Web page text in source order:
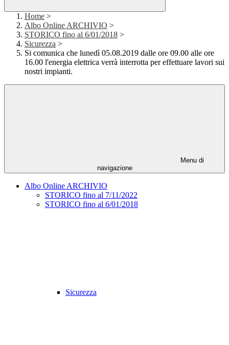
Home >
Albo Online ARCHIVIO >
STORICO fino al 6/01/2018 >
Sicurezza >
Si comunica che lunedì 05.08.2019 dalle ore 09.00 alle ore
16.00 l'energia elettrica verrà interrotta per effettuare lavori sui
nostri impianti.
Menu di
navigazione
Albo Online ARCHIVIO
STORICO fino al 7/11/2022
STORICO fino al 6/01/2018
Sicurezza